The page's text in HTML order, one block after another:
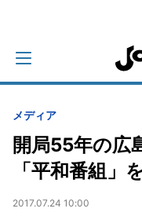
メディア
開局55年の
「平和番組」
2017.07.24 10:00